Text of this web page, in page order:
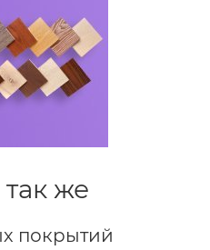
же
покрытий